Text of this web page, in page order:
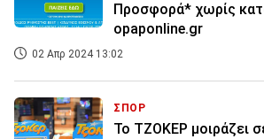
Προσφορά* χωρίς
opaponline.gr
02 Απρ 2024 13:02
ΣΠΟΡ
Το ΤΖΟΚΕΡ μοιράζει